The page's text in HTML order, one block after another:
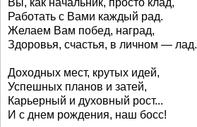
Вы, как начальник, просто клад,
Работать с Вами каждый рад.
Желаем Вам побед, наград,
Здоровья, счастья, в личном — лад.
Доходных мест, крутых идей,
Успешных планов и затей,
Карьерный и духовный рост...
И с днем рождения, наш босс!